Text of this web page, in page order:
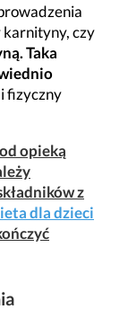
karnityny, czy
Taka
fizyczny
opieką
z
dla dzieci